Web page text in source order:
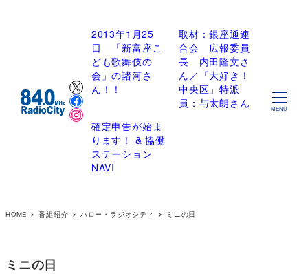
X
Facebook
Instagram
2013年1月25
日 「新富座こ
ども歌舞伎の
会」の諸河さ
ん！！
取材：銀座通連
合会 広報委員
長 内田隆文さ
ん／「大好き！
中央区」特派
員：与太朗さん
確定申告が始ま
ります！ & 協働
ステーション
NAVI
MENU
HOME 番組紹介 ハロー・ラジオシティ ミニの日
ミニの日